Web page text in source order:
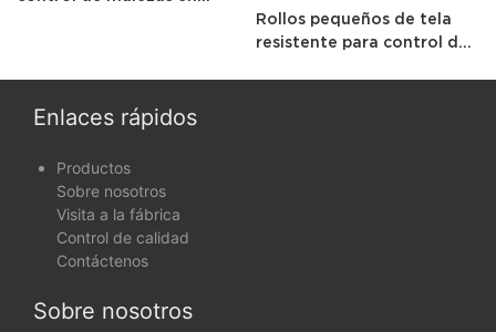
Rollos pequeños de tela
resistente para control de
Enlaces rápidos
Productos
Sobre nosotros
Visita a la fábrica
Control de calidad
Contáctenos
Sobre nosotros